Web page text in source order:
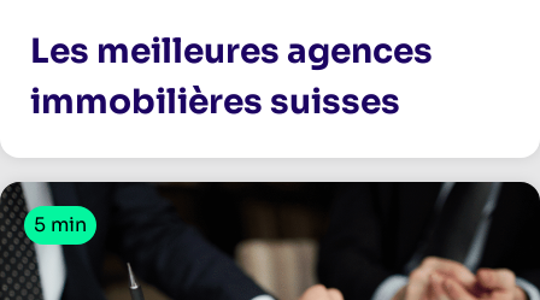
Les meilleures agences
immobilières suisses
5 min